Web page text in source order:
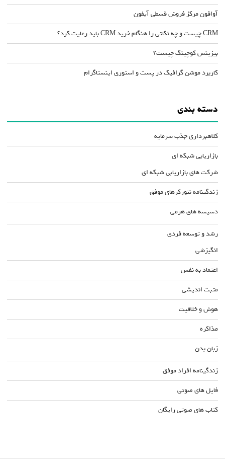
آوافون مرکز فروش قسطی آیفون
CRM چیست و چه نکاتی را هنگام خرید CRM باید رعایت کرد؟
بیزینس کوچینگ چیست؟
کاربرد موشن گرافیک در پست و استوری اینستاگرام
دسته بندی
کلاهبرداری جذب سرمایه
بازاریابی شبکه ای
شرکت های بازاریابی شبکه ای
زندگینامه نتورکرهای موفق
دسیسه های هرمی
رشد و توسعه فردی
انگیزشی
اعتماد به نفس
مثبت اندیشی
هوش و خلاقیت
مذاکره
زبان بدن
زندگینامه افراد موفق
فایل های صوتی
کتاب های صوتی رایگان